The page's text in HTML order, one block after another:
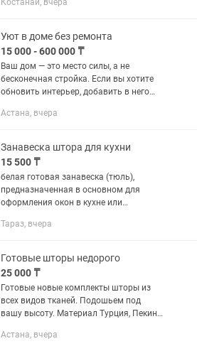
Комплект выглядит очень современно
Костанай, вчера
Уют в доме без ремонта
15 000 - 600 000 ₸
Ваш дом — это место силы, а не
бесконечная стройка. Если вы хотите
обновить интерьер, добавить в него
капитальному ремонту — эта услуга
Астана, вчера
Занавеска штора для кухни
15 500 ₸
белая готовая занавеска (тюль),
предназначенная в основном для
оформления окон в кухне или
Тараз, вчера
Готовые шторы недорого
25 000 ₸
Готовые новые комплекты шторы из
всех видов тканей. Подошьем под
вашу высоту. Материал Турция, Пекин.
адрес Астана, Майлина 31 салон штор.
Астана, вчера